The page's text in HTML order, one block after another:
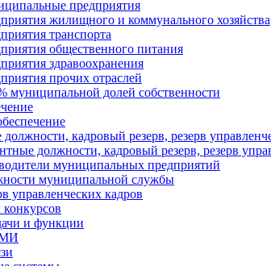
предприятия
жилищного и коммунального хозяйства
транспорта
общественного питания
здравоохранения
прочих отраслей
муниципальной долей собственности
кадровый резерв, резерв
должности, кадровый резерв, резерв
муниципальных предприятий
муниципальной службы
управленческих кадров
конкурсов
и функции